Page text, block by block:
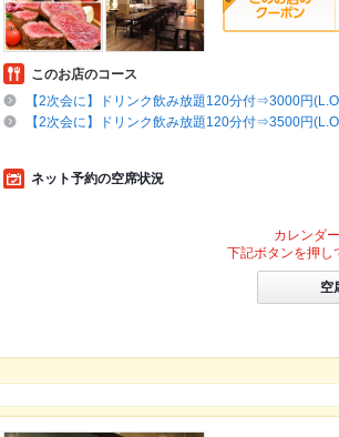
このお店のコース
【2次会に】ドリンク飲み放題120分付⇒3000円
【2次会に】ドリンク飲み放題120分付⇒3500円
ネット予約の空席状況
カレンダ
下記ボタンを押し
空